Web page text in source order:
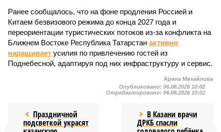
Ранее сообщалось, что на фоне продления Россией и
Китаем безвизового режима до конца 2027 года и
переориентации туристических потоков из-за конфликта на
Ближнем Востоке Республика Татарстан активно
наращивает усилия по привлечению гостей из
Поднебесной, адаптируя под них инфраструктуру и сервис.
Арина Михайлова
Опубликовано: 06.08.2026 10:02
Отредактировано: 06.08.2026 10:02
Праздничной
подсветкой украсят
В Казани врачи
ДРКБ спасли